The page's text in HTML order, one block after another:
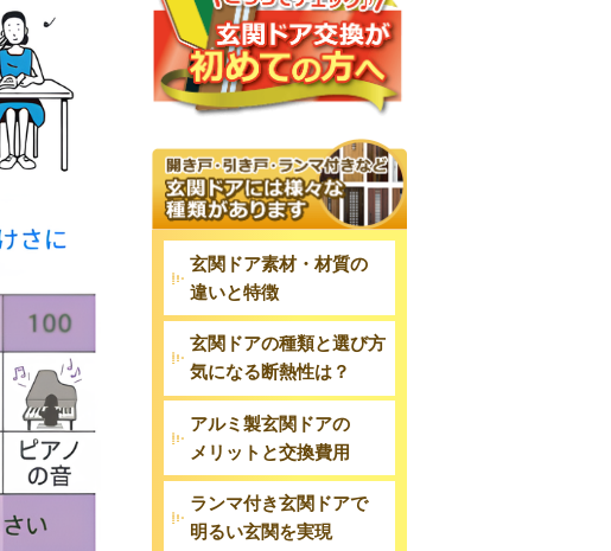
玄関ドア素材・材質の
違いと特徴
玄関ドアの種類と選び方
気になる断熱性は？
アルミ製玄関ドアの
メリットと交換費用
ランマ付き玄関ドアで
明るい玄関を実現